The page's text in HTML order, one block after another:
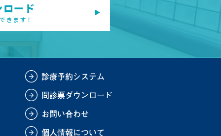
ード
きます！
診療予約システム
問診票ダウンロード
お問い合わせ
個人情報について